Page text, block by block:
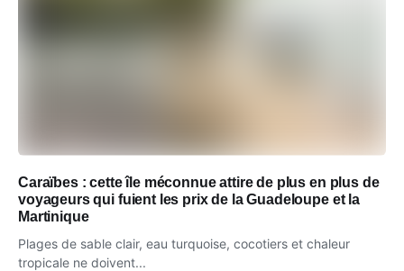
Caraïbes : cette île méconnue attire de plus en plus de
voyageurs qui fuient les prix de la Guadeloupe et la
Martinique
Plages de sable clair, eau turquoise, cocotiers et chaleur
tropicale ne doivent...